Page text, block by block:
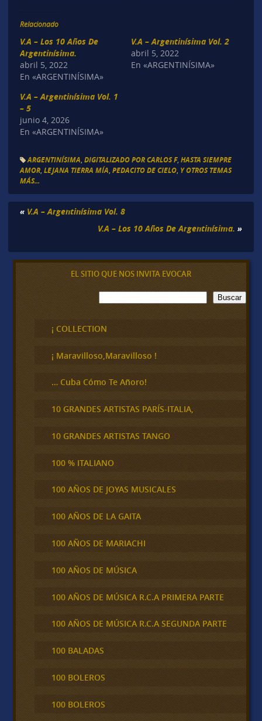
Relacionado
V.A – Los 10 Años De
Argentinísima.
abril 5, 2022
En «ARGENTINÍSIMA»
V.A – Argentinísima Vol. 2
abril 5, 2022
En «ARGENTINÍSIMA»
V.A – Argentinísima Vol. 1
– 5
junio 4, 2026
En «ARGENTINÍSIMA»
ARGENTINÍSIMA DIGITALIZADO POR CARLOS F, HASTA SIEMPRE
AMOR, LEJANA TIERRA MÍA PEDACITO DE CIELO, Y OTROS TEMAS
MÁS...
« V.A – Argentinísima Vol. 8
V.A – Los 10 Años De Argentinísima. »
EL SITIO QUE NOS INVITA EVOCAR
B
u
c
a
Buscar
¡ COLLECTION
¡ Maravilloso,Maravilloso !
… Cuba Cómo Te Añoro!
10 GRANDES ARTISTAS PARÍS-ITALIA,
10 GRANDES ARTISTAS TANGO
100 % ITALIANO
100 AÑOS DE JOYAS MUSICALES
100 AÑOS DE LA GAITA
100 AÑOS DE MARIACHI
100 AÑOS DE MÚSICA
100 AÑOS DE MÚSICA R.C.A PRIMERA PARTE
100 AÑOS DE MÚSICA R.C.A SEGUNDA PARTE
100 BALADAS
100 BOLEROS
100 BOLEROS